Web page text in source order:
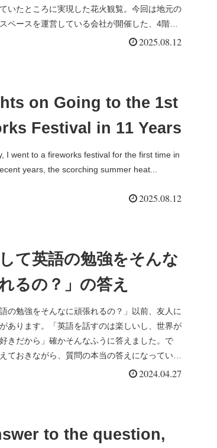
いたところに実現した花火観覧。今回は地元の
ペースを運営している会社が開催した、4階建
2025.08.12
on Going to the 1st
Festival in 11 Years
I went to a fireworks festival for the first time in
years, the scorching summer heat...
2025.08.12
して英語の勉強をそんな
るの？」の答え
語の勉強をそんなに頑張れるの？」以前、友人に
あります。「英語を話すのは楽しいし、世界が
きだから」確かそんなふうに答えました。で
ておきながら、質問の本当の答えになっていな
2024.04.27
to the question,